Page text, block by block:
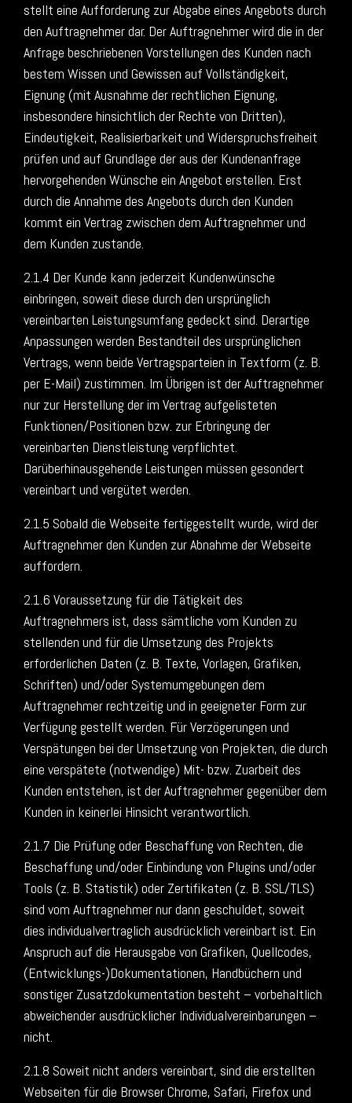
stellt eine Aufforderung zur Abgabe eines Angebots durch
den Auftragnehmer dar. Der Auftragnehmer wird die in der
Anfrage beschriebenen Vorstellungen des Kunden nach
bestem Wissen und Gewissen auf Vollständigkeit,
Eignung (mit Ausnahme der rechtlichen Eignung,
insbesondere hinsichtlich der Rechte von Dritten),
Eindeutigkeit, Realisierbarkeit und Widerspruchsfreiheit
prüfen und auf Grundlage der aus der Kundenanfrage
hervorgehenden Wünsche ein Angebot erstellen. Erst
durch die Annahme des Angebots durch den Kunden
kommt ein Vertrag zwischen dem Auftragnehmer und
dem Kunden zustande.
2.1.4 Der Kunde kann jederzeit Kundenwünsche
einbringen, soweit diese durch den ursprünglich
vereinbarten Leistungsumfang gedeckt sind. Derartige
Anpassungen werden Bestandteil des ursprünglichen
Vertrags, wenn beide Vertragsparteien in Textform (z. B.
per E-Mail) zustimmen. Im Übrigen ist der Auftragnehmer
nur zur Herstellung der im Vertrag aufgelisteten
Funktionen/Positionen bzw. zur Erbringung der
vereinbarten Dienstleistung verpflichtet.
Darüberhinausgehende Leistungen müssen gesondert
vereinbart und vergütet werden.
2.1.5 Sobald die Webseite fertiggestellt wurde, wird der
Auftragnehmer den Kunden zur Abnahme der Webseite
auffordern.
2.1.6 Voraussetzung für die Tätigkeit des
Auftragnehmers ist, dass sämtliche vom Kunden zu
stellenden und für die Umsetzung des Projekts
erforderlichen Daten (z. B. Texte, Vorlagen, Grafiken,
Schriften) und/oder Systemumgebungen dem
Auftragnehmer rechtzeitig und in geeigneter Form zur
Verfügung gestellt werden. Für Verzögerungen und
Verspätungen bei der Umsetzung von Projekten, die durch
eine verspätete (notwendige) Mit- bzw. Zuarbeit des
Kunden entstehen, ist der Auftragnehmer gegenüber dem
Kunden in keinerlei Hinsicht verantwortlich.
2.1.7 Die Prüfung oder Beschaffung von Rechten, die
Beschaffung und/oder Einbindung von Plugins und/oder
Tools (z. B. Statistik) oder Zertifikaten (z. B. SSL/TLS)
sind vom Auftragnehmer nur dann geschuldet, soweit
dies individualvertraglich ausdrücklich vereinbart ist. Ein
Anspruch auf die Herausgabe von Grafiken, Quellcodes,
(Entwicklungs-)Dokumentationen, Handbüchern und
sonstiger Zusatzdokumentation besteht – vorbehaltlich
abweichender ausdrücklicher Individualvereinbarungen –
nicht.
2.1.8 Soweit nicht anders vereinbart, sind die erstellten
Webseiten für die Browser Chrome, Safari, Firefox und